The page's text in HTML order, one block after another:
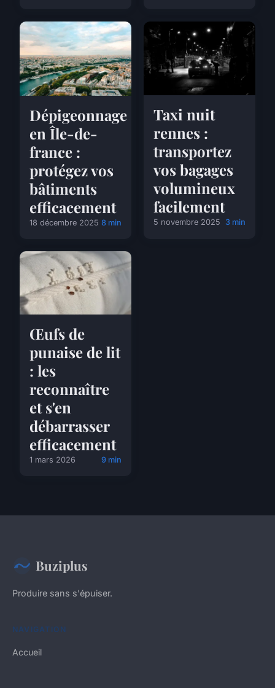
Dépigeonnage
en Île-de-
france :
protégez vos
bâtiments
efficacement
18 décembre 2025 8 min
Taxi nuit
rennes :
transportez
vos bagages
volumineux
facilement
5 novembre 2025 3 min
Œufs de
punaise de lit
: les
reconnaître
et s'en
débarrasser
efficacement
1 mars 2026 9 min
Buziplus
Produire sans s'épuiser.
NAVIGATION
Accueil